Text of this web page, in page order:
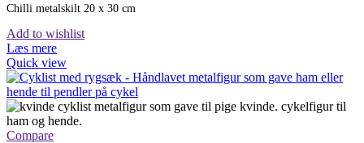
Chilli metalskilt 20 x 30 cm
Add to wishlist
Læs mere
Quick view
Compare